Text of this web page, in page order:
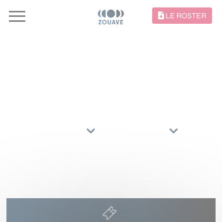
LE ROSTER